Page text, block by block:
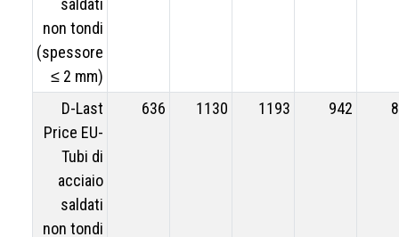
non tondi
(spessore
≤ 2 mm)
D-Last
Price EU-
Tubi di
acciaio
saldati
non tondi
636 1130 1193 942